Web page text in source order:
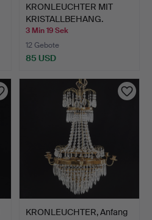
KRONLEUCHTER MIT
KRISTALLBEHANG.
Messingge…
3 Min 19 Sek
12 Gebote
85 USD
KRONLEUCHTER, Anfang